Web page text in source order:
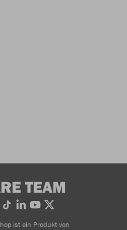
TEAM
ist ein Produkt von